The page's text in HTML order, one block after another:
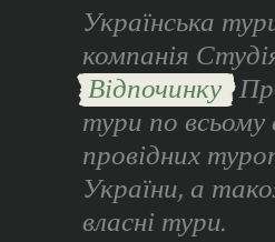
Українська
компанія
Відпочинку
тури по всьому
провідних
України, а
власні тури.